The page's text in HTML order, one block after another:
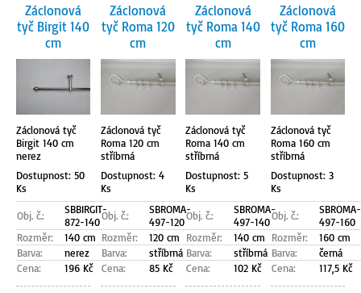
Záclonová
tyč Birgit 140
cm
Záclonová tyč
Birgit 140 cm
nerez
Dostupnost: 50
Ks
Obj. č.:
SBBIRGIT-
872-140
Rozměr:
140 cm
Barva:
nerez
Cena:
196 Kč
Záclonová
tyč Roma 120
cm
Záclonová tyč
Roma 120 cm
stříbrná
Dostupnost: 4
Ks
Obj. č.:
SBROMA-
497-120
Rozměr:
120 cm
Barva:
stříbrná
Cena:
85 Kč
Záclonová
tyč Roma 140
cm
Záclonová tyč
Roma 140 cm
stříbrná
Dostupnost: 5
Ks
Obj. č.:
SBROMA-
497-140
Rozměr:
140 cm
Barva:
stříbrná
Cena:
102 Kč
Záclonová
tyč Roma 160
cm
Záclonová tyč
Roma 160 cm
stříbrná
Dostupnost: 3
Ks
Obj. č.:
SBROMA-
497-160
Rozměr:
160 cm
Barva:
černá
Cena:
117,5 Kč